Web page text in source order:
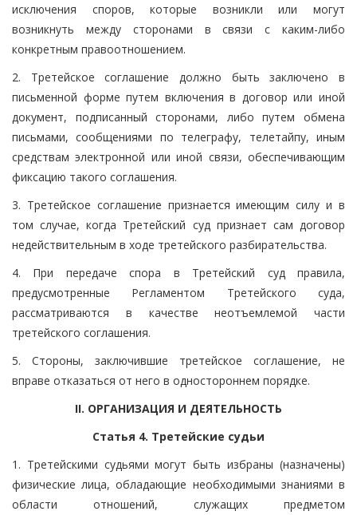
исключения споров, которые возникли или могут
возникнуть между сторонами в связи с каким-либо
конкретным правоотношением.
2. Третейское соглашение должно быть заключено в
письменной форме путем включения в договор или иной
документ, подписанный сторонами, либо путем обмена
письмами, сообщениями по телеграфу, телетайпу, иным
средствам электронной или иной связи, обеспечивающим
фиксацию такого соглашения.
3. Третейское соглашение признается имеющим силу и в
том случае, когда Третейский суд признает сам договор
недействительным в ходе третейского разбирательства.
4. При передаче спора в Третейский суд правила,
предусмотренные Регламентом Третейского суда,
рассматриваются в качестве неотъемлемой части
третейского соглашения.
5. Стороны, заключившие третейское соглашение, не
вправе отказаться от него в одностороннем порядке.
II. ОРГАНИЗАЦИЯ И ДЕЯТЕЛЬНОСТЬ
Статья 4. Третейские судьи
1. Третейскими судьями могут быть избраны (назначены)
физические лица, обладающие необходимыми знаниями в
области отношений, служащих предметом